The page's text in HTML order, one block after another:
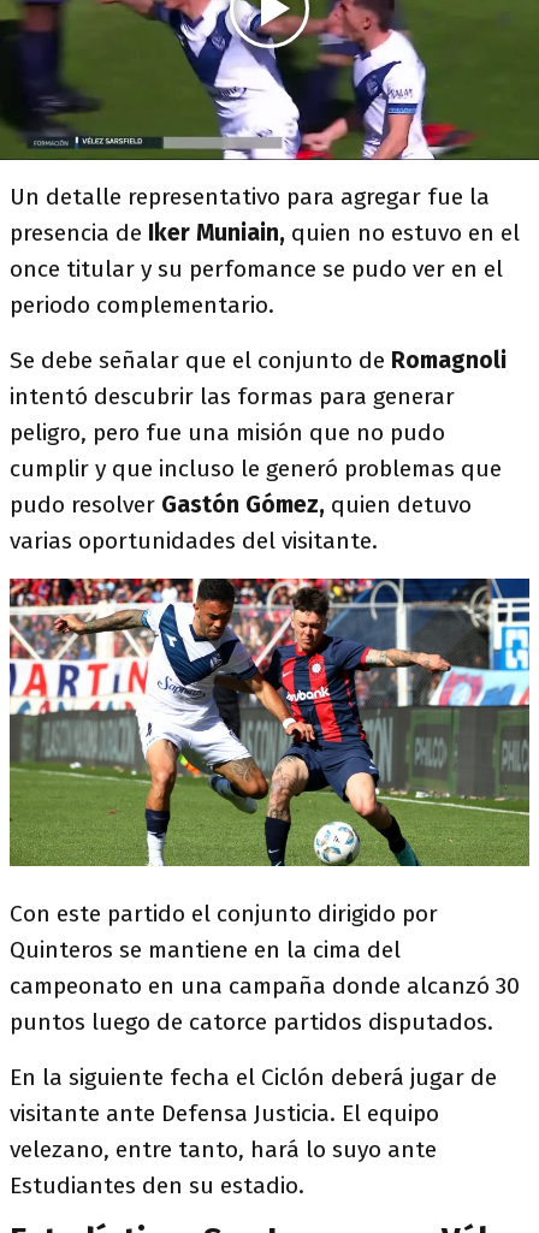
Un detalle representativo para agregar fue la
presencia de Iker Muniain, quien no estuvo en el
once titular y su perfomance se pudo ver en el
periodo complementario.
Se debe señalar que el conjunto de Romagnoli
intentó descubrir las formas para generar
peligro, pero fue una misión que no pudo
cumplir y que incluso le generó problemas que
pudo resolver Gastón Gómez, quien detuvo
varias oportunidades del visitante.
Con este partido el conjunto dirigido por
Quinteros se mantiene en la cima del
campeonato en una campaña donde alcanzó 30
puntos luego de catorce partidos disputados.
En la siguiente fecha el Ciclón deberá jugar de
visitante ante Defensa Justicia. El equipo
velezano, entre tanto, hará lo suyo ante
Estudiantes den su estadio.